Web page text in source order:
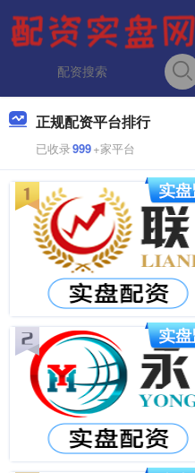
正规配资平台排行
已收录999+家平台